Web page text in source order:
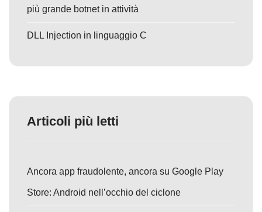
più grande botnet in attività
DLL Injection in linguaggio C
Articoli più letti
Ancora app fraudolente, ancora su Google Play
Store: Android nell’occhio del ciclone